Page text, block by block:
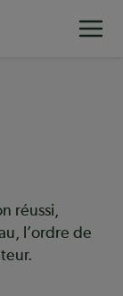
réussi,
l’ordre de